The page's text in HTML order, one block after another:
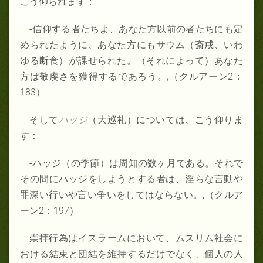
-信仰する者たちよ、あなた方以前の者たちにも定
められたように、あなた方にもサウム（斎戒、いわ
ゆる断食）が課せられた。（それによって）あなた
方は敬虔さを獲得するであろう。,（クルアーン2：
183）
そして ハッジ（大巡礼）については、こう仰りま
す：
-ハッジ（の季節）は周知の数ヶ月である。それで
その間にハッジをしようとする者は、淫らな言動や
罪深い行いや言い争いをしてはならない。,（クルア
ーン2：197）
崇拝行為はイスラームにおいて、ムスリム社会に
おける結束と団結を維持するだけでなく、個人の人